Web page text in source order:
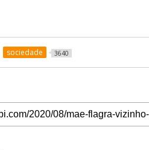
sociedade 3640